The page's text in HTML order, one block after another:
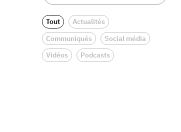
Tout
Actualités
Communiqués
Social média
Vidéos
Podcasts